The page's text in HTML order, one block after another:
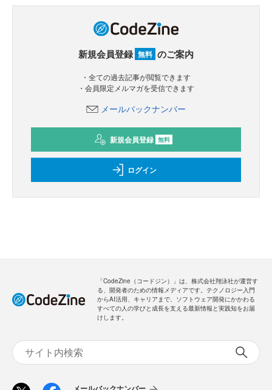
新規会員登録 無料 のご案内
・全ての過去記事が閲覧できます
・会員限定メルマガを受信できます
メールバックナンバー
新規会員登録 無料
ログイン
「CodeZine（コードジン）」は、株式会社翔泳社が運営す
る、開発者のための情報メディアです。テクノロジー入門
からAI活用、キャリアまで、ソフトウェア開発にかかわる
すべての人の学びと成長を支える最新情報と実践知をお届
けします。